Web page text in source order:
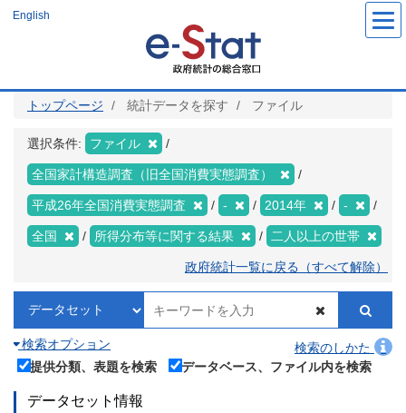
ツ
English
トップページ 統計データを探す ファイル
選択条件: ファイル
全国家計構造調査（旧全国消費実態調査）
平成26年全国消費実態調査 - 2014年 -
全国 所得分布等に関する結果 二人以上の世帯
政府統計一覧に戻る（すべて解除）
検索オプション
検索のしかた
提供分類、表題を検索
データベース、ファイル内を検索
データセット情報